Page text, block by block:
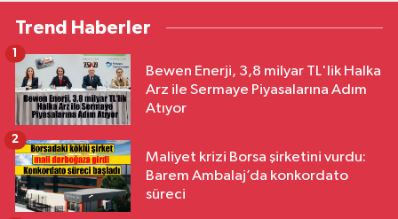
Trend Haberler
Bewen Enerji, 3,8 milyar TL'lik Halka
Arz ile Sermaye Piyasalarına Adım
Atıyor
1
Maliyet krizi Borsa şirketini vurdu:
Barem Ambalaj’da konkordato
süreci
2